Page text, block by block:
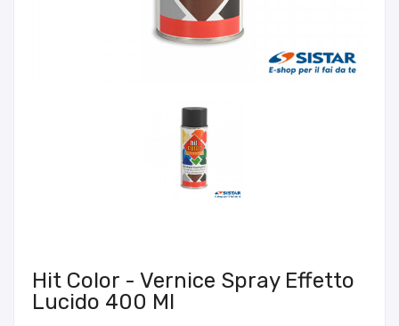
Hit Color - Vernice Spray Effetto
Lucido 400 Ml